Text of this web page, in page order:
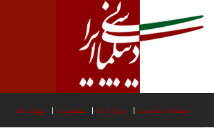
صفحه نخست درباره ما عضویت پیوند ها